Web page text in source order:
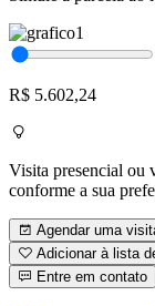
R$ 5.602,24
Visita presencial ou
conforme a sua
Agendar uma
Adicionar à lista
Entre em contato